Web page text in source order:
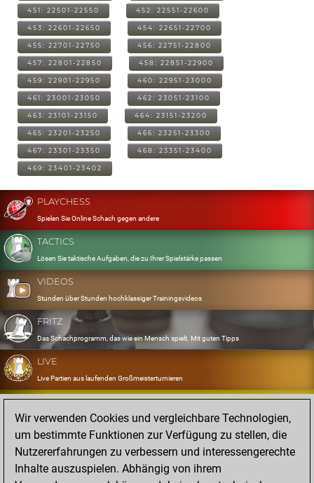
451: 22501-22550 452: 22551-22600
453: 22601-22650 454: 22651-22700
455: 22701-22750 456: 22751-22800
457: 22801-22850 458: 22851-22900
459: 22901-22950 460: 22951-23000
461: 23001-23050 462: 23051-23100
463: 23101-23150 464: 23151-23200
465: 23201-23250 466: 23251-23300
467: 23301-23350 468: 23351-23400
469: 23401-23402
PLAYCHESS
Spielen Sie Online Schach gegen andere
TACTICS
Lösen Sie taktische Aufgaben, die zu Ihrer Spielstärke passen
VIDEOS
Stunden über Stunden hochklassiger Trainingsvideos
FRITZ
Das Schachprogramm, das wie ein Mensch spielt. Mit guten Tipps
LIVE
Live Partien aus laufenden Großmeisterturnieren
OPENINGS
Erfassen und Üben Sie Ihr Eröffnungsrepertoire
DATABASE
Acht Millionen starke Partien
Wir verwenden Cookies und vergleichbare Technologien,
um bestimmte Funktionen zur Verfügung zu stellen, die
Nutzererfahrungen zu verbessern und interessengerechte
Inhalte auszuspielen. Abhängig von ihrem